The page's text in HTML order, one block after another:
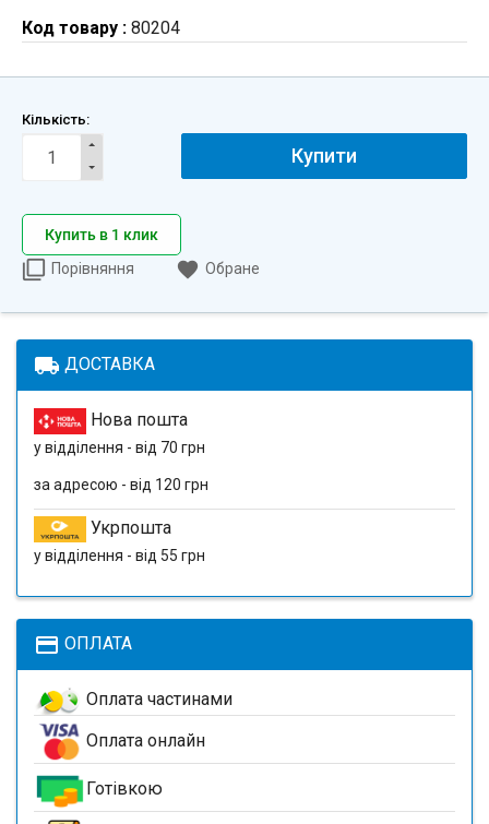
Код товару : 80204
Кількість:
Купити
Купить в 1 клик
Порівняння
Обране
local_shipping ДОСТАВКА
Нова пошта
у відділення - від 70 грн
за адресою - від 120 грн
Укрпошта
у відділення - від 55 грн
payment ОПЛАТА
Оплата частинами
Оплата онлайн
Готівкою